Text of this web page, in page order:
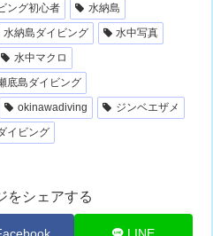
ング初心者
水納島
水納島ダイビング
水中写真
水中マクロ
底島ダイビング
okinawadiving
ジンベエザメ
イビング
をシェアする
LINE